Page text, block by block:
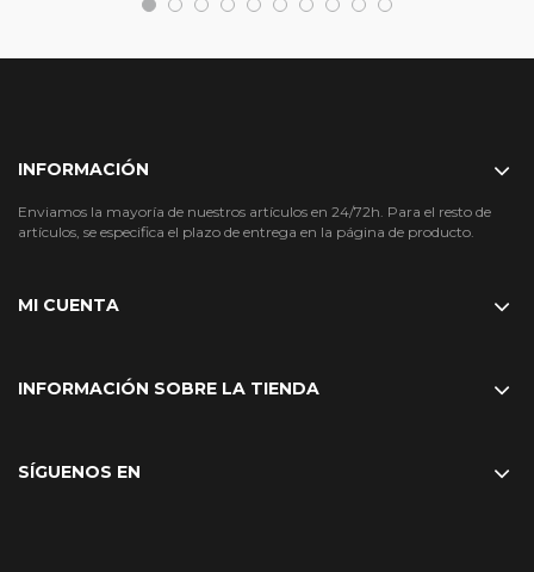
INFORMACIÓN
Enviamos la mayoría de nuestros artículos en 24/72h. Para el resto de
artículos, se especifica el plazo de entrega en la página de producto.
MI CUENTA
INFORMACIÓN SOBRE LA TIENDA
SÍGUENOS EN